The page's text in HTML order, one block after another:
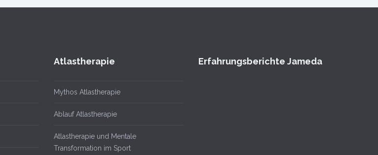
Atlastherapie
Mythos Atlastherapie
Ablauf Atlastherapie
Atlastherapie und Mentale
Transformation im Sport
Erfahrungsberichte Jameda